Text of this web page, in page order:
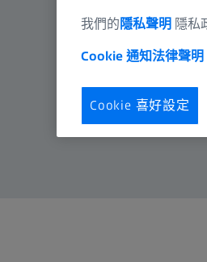
我們的 隱私聲明 隱私
Cookie 通知法律聲明
Cookie 喜好設定